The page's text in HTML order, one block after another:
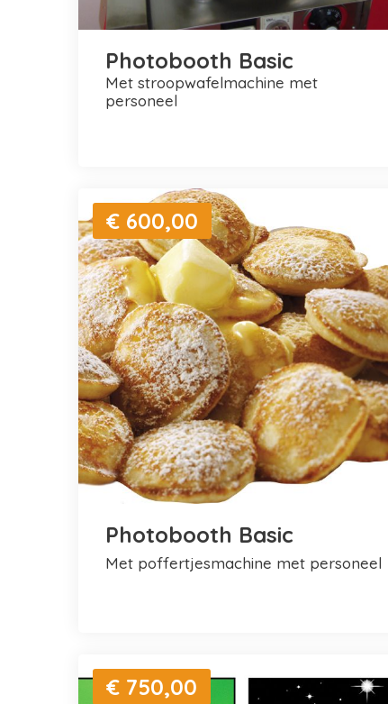
Photobooth Basic
met stroopwafelmachine met
personeel
€ 600,00
Photobooth Basic
met poffertjesmachine met personeel
€ 750,00